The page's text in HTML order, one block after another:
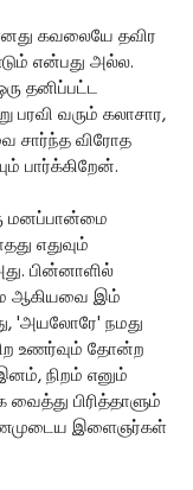
கவலையே தவிர
என்பது அல்ல.
தனிப்பட்ட
வரும் கலாசார,
சார்ந்த விரோத
பார்க்கிறேன்.
மனப்பான்மை
எதுவும்
பின்னாளில்
ஆகியவை இம்
'அயலோரே' நமது
உணர்வும் தோன்ற
நிறம் எனும்
பிரித்தாளும்
இளைஞர்கள்